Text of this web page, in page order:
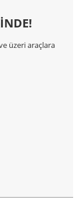
üzeri araçlara